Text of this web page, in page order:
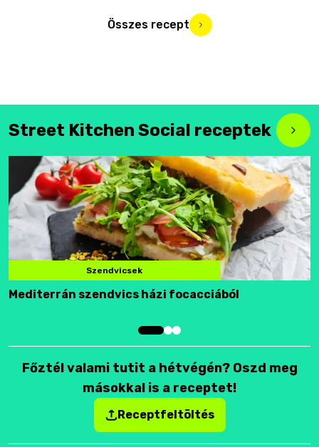
Összes recept
Street Kitchen Social receptek
Szendvicsek
Mediterrán szendvics házi focacciából
Főztél valami tutit a hétvégén? Oszd meg
másokkal is a receptet!
Receptfeltöltés